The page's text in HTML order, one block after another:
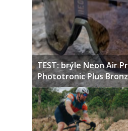
TEST: brýle Neon Air
Phototronic Plus